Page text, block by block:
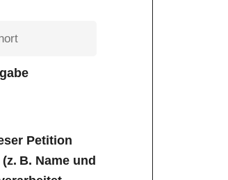
Petition
B. Name und